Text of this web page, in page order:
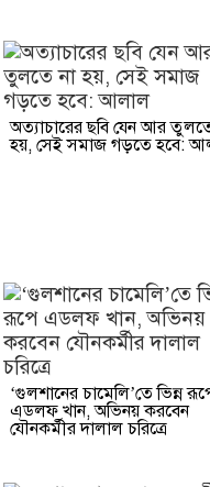
অত্যাচারের ছবি যেন আর
হয়, সেই সমাজ গড়তে হবে:
‘গুলশানের চামেলি’তে ভিন্ন
এডলফ খান, অভিনয় করবেন
যৌনকর্মীর দালাল চরিত্রে